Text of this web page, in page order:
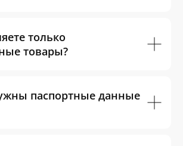
только
товары?
паспортные данные